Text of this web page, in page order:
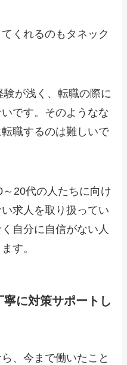
くれるのもタネック
が浅く、転職の際に
です。そのようなな
職するのは難しいで
20代の人たちに向け
求人を取り扱ってい
自分に自信がない人
す。
に対策サポートし
、今まで働いたこと